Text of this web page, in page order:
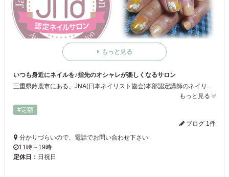
もっと見る
いつも身近にネイルを♪指先のオシャレが楽しくなるサロン
三重県鈴鹿市にある、JNA(日本ネイリスト協会)本部認定講師のネイリスト、日本ネイリスト検定１級所持のネイリストが所属する実力派ネイルサロン『ネイル工房crest』！どんな方も気軽にネイルを楽しめ、もっとネイルが身近な存在に感じられるようになるサロンです。指先のキレイを一緒に楽しみましょう☆
もっと見る
#定額
ブログ 1件
分かりづらいので、電話でお問い合わせ下さい
11時～19時
定休日： 日祝日